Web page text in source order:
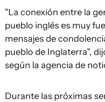
"La conexión entre la
pueblo inglés es muy
mensajes de
pueblo de Inglaterra",
según la agencia de
Durante las próximas